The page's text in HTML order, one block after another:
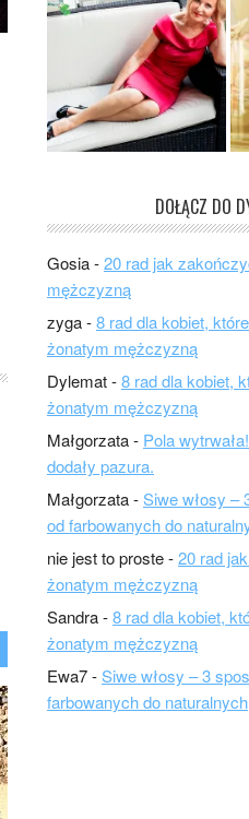
DOŁĄCZ DO
Gosia-20 rad jak
mężczyzną
zyga-8 rad dla kobiet,
żonatym mężczyzną
Dylemat-8 rad dla kobiet,
żonatym mężczyzną
Małgorzata- Pola
dodały pazura.
Małgorzata-Siwe włosy –
od farbowanych do
nie jest to proste-20 rad
żonatym mężczyzną
Sandra-8 rad dla kobiet,
żonatym mężczyzną
Ewa7-Siwe włosy – 3
farbowanych do naturalnych